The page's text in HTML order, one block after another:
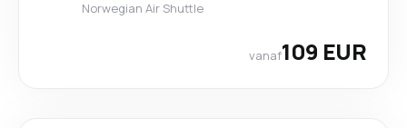
Norwegian Air Shuttle
vanaf109 EUR